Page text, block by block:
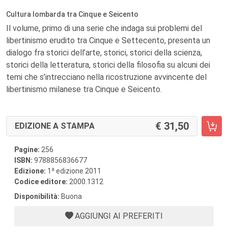
Cultura lombarda tra Cinque e Seicento
Il volume, primo di una serie che indaga sui problemi del
libertinismo erudito tra Cinque e Settecento, presenta un
dialogo fra storici dell’arte, storici, storici della scienza,
storici della letteratura, storici della filosofia su alcuni dei
temi che s’intrecciano nella ricostruzione avvincente del
libertinismo milanese tra Cinque e Seicento.
EDIZIONE A STAMPA 31,50
Pagine: 256
ISBN: 9788856836677
Edizione: 1 a edizione 2011
Codice editore: 2000.1312
Disponibilità: Buona
AGGIUNGI AI PREFERITI